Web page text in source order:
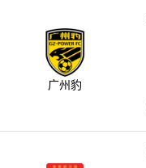
广州豹